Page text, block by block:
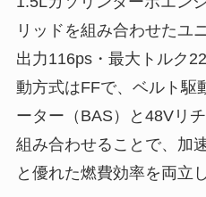
リッドを組み合わせたユ
出力116ps・最大トルク
動方式はFFで、ベルト駆
ーター（BAS）と48Vリ
組み合わせることで、加
と優れた燃費効率を両立